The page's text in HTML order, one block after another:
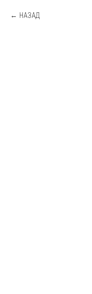
НАЗАД